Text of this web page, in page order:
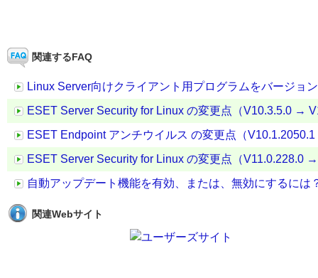
関連するFAQ
Linux Server向けクライアント用プログラムをバージョ
ESET Server Security for Linux の変更点（V10.3.5.0 →
ESET Endpoint アンチウイルス の変更点（
ESET Server Security for Linux の変更点（V11.0.228.0
自動アップデート機能を有効、または、無効にするには
関連Webサイト